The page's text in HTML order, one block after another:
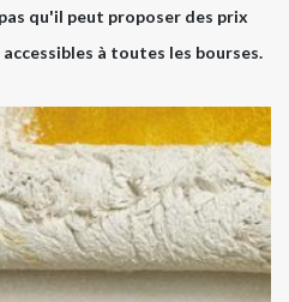
qu'il peut proposer des prix
à toutes les bourses.